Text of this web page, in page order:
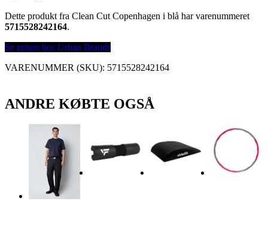
Dette produkt fra Clean Cut Copenhagen i blå har varenummeret
5715528242164.
Se prisen hos Urban Brands
VARENUMMER (SKU): 5715528242164
ANDRE KØBTE OGSÅ